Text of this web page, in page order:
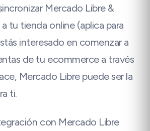
Mercado Libre &
tu tienda online (aplica para
interesado en comenzar a
de tu ecommerce a través
Mercado Libre puede ser la
ti.
con Mercado Libre